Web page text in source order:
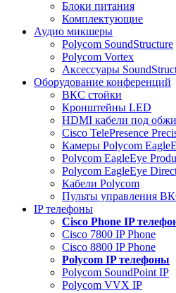
Блоки питания
Комплектующие
Аудио микшеры
Polycom SoundStructure
Polycom Vortex
Аксессуары
Оборудование конференций
ВКС стойки
Кронштейны LED
HDMI кабели под
Cisco TelePresence
Камеры Polycom
Polycom EagleEye
Polycom EagleEye
Кабели Polycom
Пульты управления
IP телефоны
Сisco Phone IP
Cisco 7800 IP Phone
Cisco 8800 IP Phone
Polycom IP телефоны
Polycom SoundPoint IP
Polycom VVX IP